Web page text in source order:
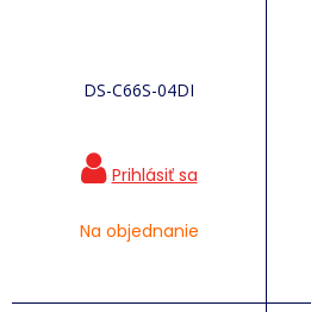
DS-C66S-04DI
Na objednanie